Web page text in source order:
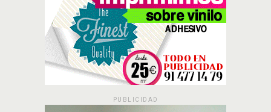
PUBLICIDAD